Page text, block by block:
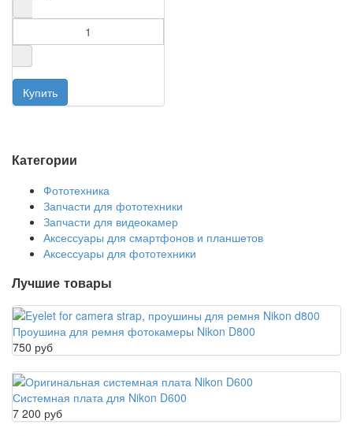
Категории
Фототехника
Запчасти для фототехники
Запчасти для видеокамер
Аксессуары для смартфонов и планшетов
Аксессуары для фототехники
Лучшие товары
Проушина для ремня фотокамеры Nikon D800
750 руб
Системная плата для Nikon D600
7 200 руб